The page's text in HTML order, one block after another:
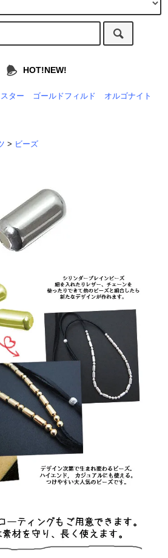
HOT!NEW!
ター ゴールドフィルド オルゴナイト
> ビーズ